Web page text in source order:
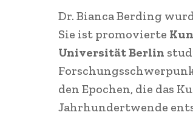
Dr. Bianca Berding
Sie ist promovierte
Universität Berlin
den Epochen, die das
Jahrhundertwende